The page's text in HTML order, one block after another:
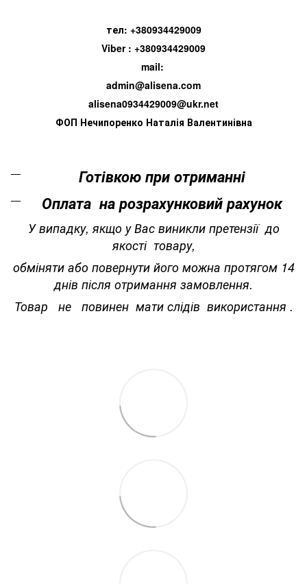
тел: +380934429009
Viber : +380934429009
mail:
admin@alisena.com
alisena0934429009@ukr.net
ФОП Нечипоренко Наталія Валентинівна
Готівкою при отриманні
Оплата на розрахунковий рахунок
У випадку, якщо у Вас виникли претензії до
якості товару,
обміняти або повернути його можна протягом 14
днів після отримання замовлення.
Товар не повинен мати слідів використання .